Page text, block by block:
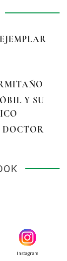
Y SU
DOCTOR
Instagram